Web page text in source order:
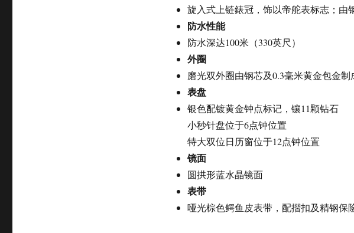
旋入式上链錶冠，饰以帝舵表标志；由
防水性能
防水深达100米（330英尺）
外圈
磨光双外圈由钢芯及0.3毫米黄金包金制
表盘
银色配镀黄金钟点标记，镶11颗钻石
小秒针盘位于6点钟位置
特大双位日历窗位于12点钟位置
镜面
圆拱形蓝水晶镜面
表带
哑光棕色鳄鱼皮表带，配摺扣及精钢保